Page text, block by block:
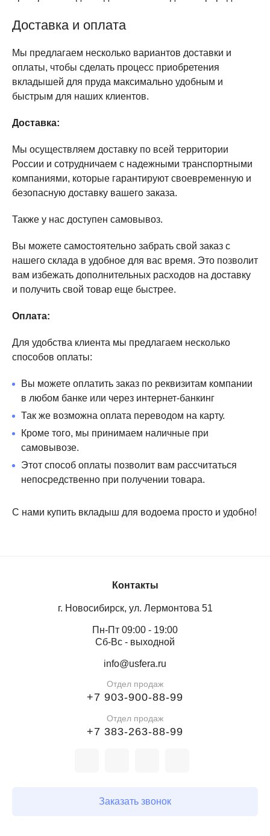
Доставка и оплата
Мы предлагаем несколько вариантов доставки и
оплаты, чтобы сделать процесс приобретения
вкладышей для пруда максимально удобным и
быстрым для наших клиентов.
Доставка:
Мы осуществляем доставку по всей территории
России и сотрудничаем с надежными транспортными
компаниями, которые гарантируют своевременную и
безопасную доставку вашего заказа.
Также у нас доступен самовывоз.
Вы можете самостоятельно забрать свой заказ с
нашего склада в удобное для вас время. Это позволит
вам избежать дополнительных расходов на доставку
и получить свой товар еще быстрее.
Оплата:
Для удобства клиента мы предлагаем несколько
способов оплаты:
Вы можете оплатить заказ по реквизитам компании
в любом банке или через интернет-банкинг
Так же возможна оплата переводом на карту.
Кроме того, мы принимаем наличные при
самовывозе.
Этот способ оплаты позволит вам рассчитаться
непосредственно при получении товара.
С нами купить вкладыш для водоема просто и удобно!
Контакты
г. Новосибирск, ул. Лермонтова 51
Пн-Пт 09:00 - 19:00
Сб-Вс - выходной
info@usfera.ru
Отдел продаж
+7 903-900-88-99
Отдел продаж
+7 383-263-88-99
Заказать звонок